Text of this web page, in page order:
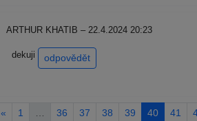
ARTHUR KHATIB – 22.4.2024 20:23
dekuji odpovědět
« 1 36 37 38 39 40 41